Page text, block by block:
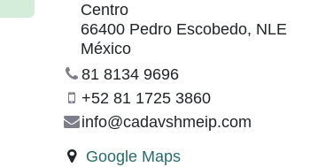
Centro
66400 Pedro Escobedo, NLE
México
81 8134 9696
+52 81 1725 3860
info@cadavshmeip.com
Google Maps